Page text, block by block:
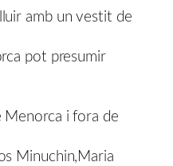
amb un vestit de
pot presumir
Menorca i fora de
Minuchin,Maria